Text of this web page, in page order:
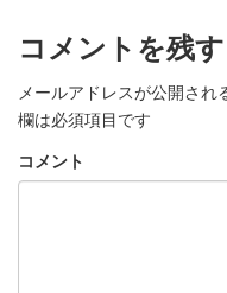
コメントを残す
メールアドレスが公開され
欄は必須項目です
コメント